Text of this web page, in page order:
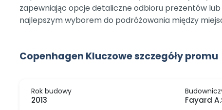
zapewniając opcje detaliczne odbioru prezentów lub
najlepszym wyborem do podróżowania między
Copenhagen Kluczowe szczegóły promu
Rok budowy
2013 Fayard